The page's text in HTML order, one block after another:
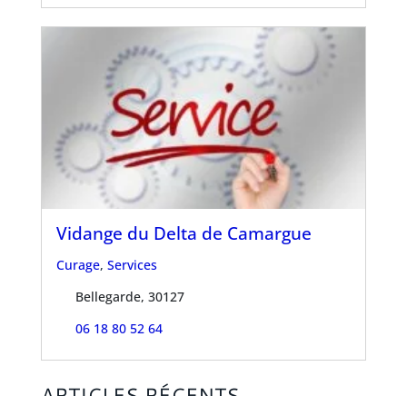
Vidange du Delta de Camargue
Curage, Services
Bellegarde, 30127
06 18 80 52 64